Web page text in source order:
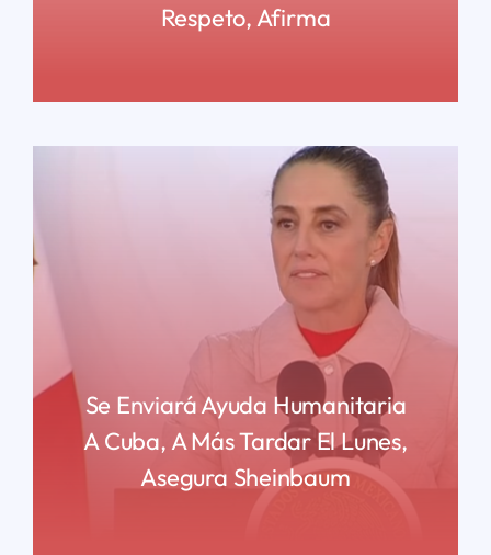
Respeto, Afirma
Se Enviará Ayuda Humanitaria
A Cuba, A Más Tardar El Lunes,
Asegura Sheinbaum